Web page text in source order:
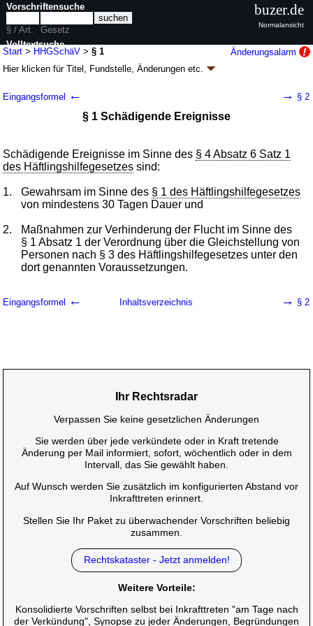
Start > HHGSchäV >§ 1
Änderungsalarm
Hier klicken fürTitel, Fundstelle, Änderungen etc.
Ereignisse und gesundheitlichen
Schädigungen im Sinne des § 4 Absatz 6 Satz 1
V. v. 08.05.2026 BGBl. 2026 I Nr. 128
Geltung ab 01.07.2025; FNA: 242-1-3Politische Häftlinge
Eingangsformel ← → § 2
§ 1 Schädigende Ereignisse
Schädigende Ereignisse im Sinne des § 4 Absatz 6 Satz 1
des Häftlingshilfegesetzes sind:
1. Gewahrsam im Sinne des § 1 des Häftlingshilfegesetzes
von mindestens 30 Tagen Dauer und
2.
Maßnahmen zur Verhinderung der Flucht im Sinne des
§ 1 Absatz 1 der Verordnung über die Gleichstellung von
Personen nach § 3 des Häftlingshilfegesetzes unter den
dort genannten Voraussetzungen.
Eingangsformel ← Inhaltsverzeichnis → § 2
Vorschriftensuche
§ / Art.
Gesetz
Volltextsuche
nur in HHGSchäV
buzer.de
Normalansicht
Ihr Rechtsradar
Verpassen Sie keine gesetzlichen Änderungen
Sie werden über jede verkündete oder in Kraft tretende
Änderung per Mail informiert, sofort, wöchentlich oder in dem
Intervall, das Sie gewählt haben.
Auf Wunsch werden Sie zusätzlich im konfigurierten Abstand vor
Inkrafttreten erinnert.
Stellen Sie Ihr Paket zu überwachender Vorschriften beliebig
zusammen.
Rechtskataster - Jetzt anmelden!
Weitere Vorteile:
Konsolidierte Vorschriften selbst bei Inkrafttreten "am Tage nach
der Verkündung", Synopse zu jeder Änderungen, Begründungen